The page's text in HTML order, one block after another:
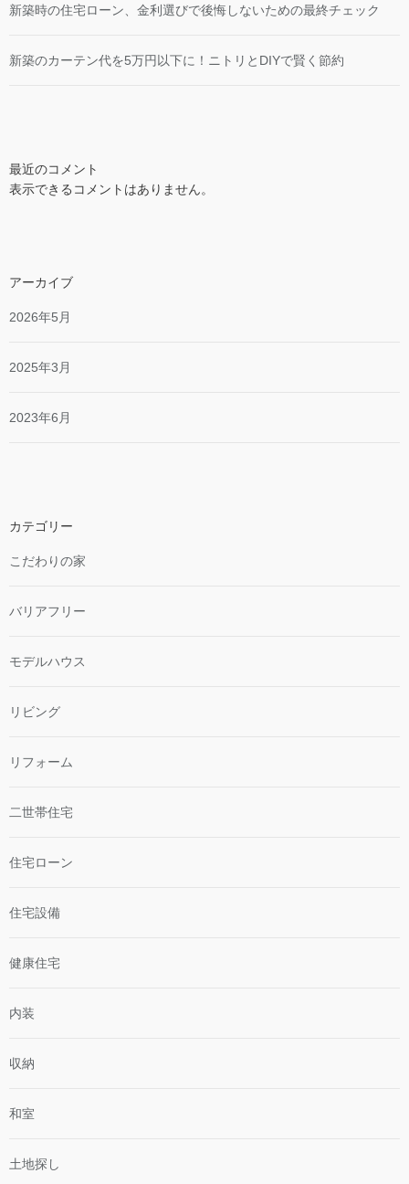
新築時の住宅ローン、金利選びで後悔しないための最終チェック
新築のカーテン代を5万円以下に！ニトリとDIYで賢く節約
最近のコメント
表示できるコメントはありません。
アーカイブ
2026年5月
2025年3月
2023年6月
カテゴリー
こだわりの家
バリアフリー
モデルハウス
リビング
リフォーム
二世帯住宅
住宅ローン
住宅設備
健康住宅
内装
収納
和室
土地探し